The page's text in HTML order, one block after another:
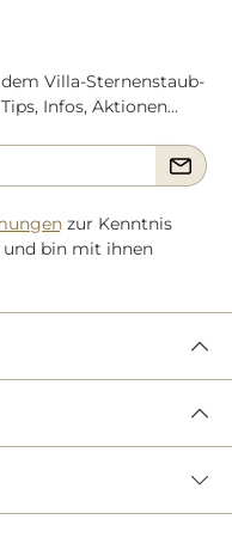
Villa-Sternenstaub-
Infos, Aktionen...
zur Kenntnis
und bin mit ihnen